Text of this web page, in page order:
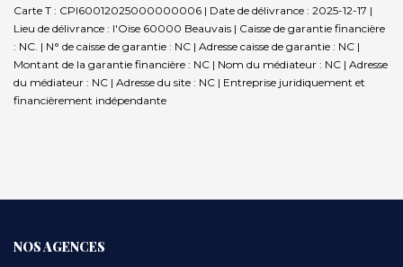
Carte T : CPI60012025000000006 | Date de délivrance : 2025-12-17 |
Lieu de délivrance : l'Oise 60000 Beauvais | Caisse de garantie financière
: NC. | N° de caisse de garantie : NC | Adresse caisse de garantie : NC |
Montant de la garantie financière : NC | Nom du médiateur : NC | Adresse
du médiateur : NC | Adresse du site : NC | Entreprise juridiquement et
financièrement indépendante
NOS AGENCES